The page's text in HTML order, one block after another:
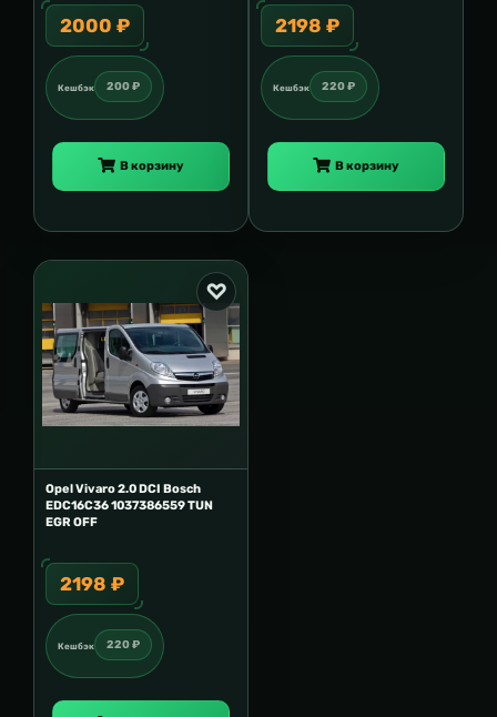
2000 ₽
Кешбэк 200 ₽
В корзину
2198 ₽
Кешбэк 220 ₽
В корзину
Opel Vivaro 2.0 DCI Bosch
EDC16C36 1037386559 TUN
EGR OFF
2198 ₽
Кешбэк 220 ₽